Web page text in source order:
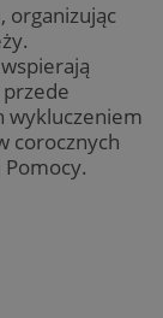
organizując
przede
wykluczeniem
corocznych